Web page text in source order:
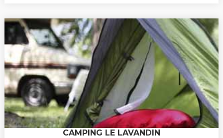
CAMPING LE LAVANDIN